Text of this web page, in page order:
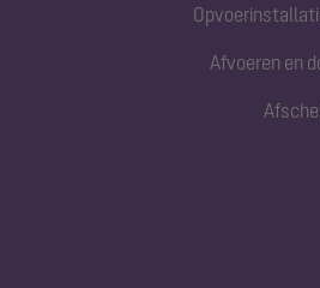
Afvoeren en